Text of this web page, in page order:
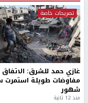
تصريحات خاصة
غازي حمد للشرق:
مفاوضات طويلة استمرت
شهور
منذ 12 ثانية